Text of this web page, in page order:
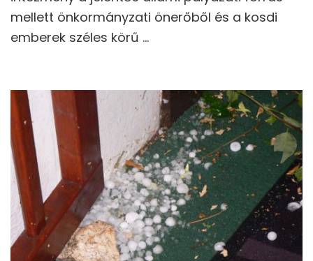
mellett önkormányzati önerőből és a kosdi
emberek széles körű …